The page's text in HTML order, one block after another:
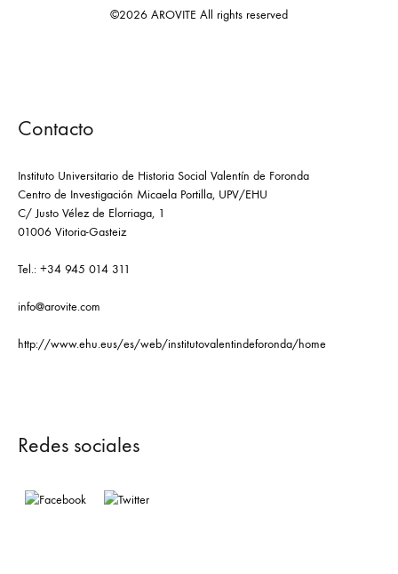
©2026 AROVITE All rights reserved
Contacto
Instituto Universitario de Historia Social Valentín de Foronda
Centro de Investigación Micaela Portilla, UPV/EHU
C/ Justo Vélez de Elorriaga, 1
01006 Vitoria-Gasteiz
Tel.: +34 945 014 311
info@arovite.com
http://www.ehu.eus/es/web/institutovalentindeforonda/home
Redes sociales